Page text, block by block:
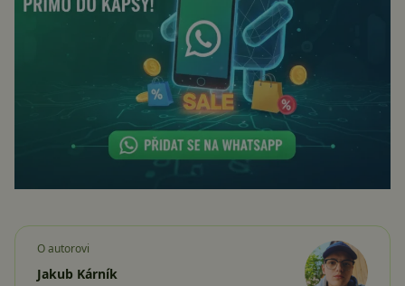
O autorovi
Jakub Kárník